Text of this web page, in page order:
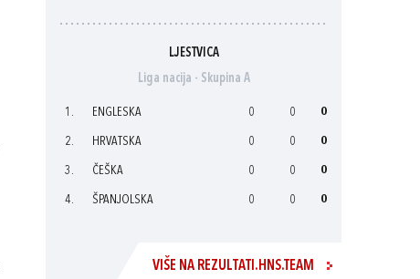
LJESTVICA
Liga nacija - Skupina A
1. ENGLESKA 0 0 0
2. HRVATSKA 0 0 0
3. ČEŠKA 0 0 0
4. ŠPANJOLSKA 0 0 0
VIŠE NA REZULTATI.HNS.TEAM